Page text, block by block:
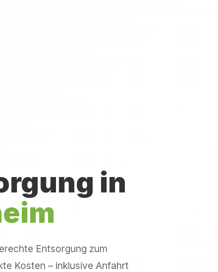
in
Entsorgung zum
Kosten – inklusive Anfahrt